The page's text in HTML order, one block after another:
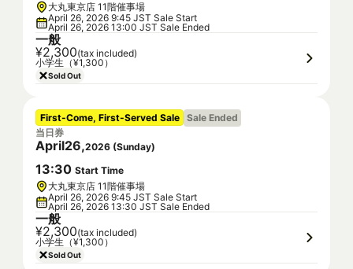
大丸東京店 11階催事場
April 26, 2026 9:45 JST Sale Start
April 26, 2026 13:00 JST Sale Ended
一般
¥2,300(tax included)
小学生（¥1,300）
Sold Out
First-Come, First-Served Sale Sale Ended
当日券
April26,2026 (Sunday)
13:30 Start Time
大丸東京店 11階催事場
April 26, 2026 9:45 JST Sale Start
April 26, 2026 13:30 JST Sale Ended
一般
¥2,300(tax included)
小学生（¥1,300）
Sold Out